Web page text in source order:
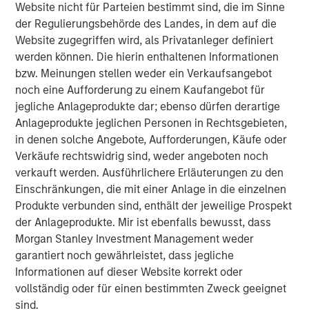
Website nicht für Parteien bestimmt sind, die im Sinne
der Regulierungsbehörde des Landes, in dem auf die
Website zugegriffen wird, als Privatanleger definiert
werden können. Die hierin enthaltenen Informationen
bzw. Meinungen stellen weder ein Verkaufsangebot
noch eine Aufforderung zu einem Kaufangebot für
jegliche Anlageprodukte dar; ebenso dürfen derartige
Anlageprodukte jeglichen Personen in Rechtsgebieten,
in denen solche Angebote, Aufforderungen, Käufe oder
Verkäufe rechtswidrig sind, weder angeboten noch
verkauft werden. Ausführlichere Erläuterungen zu den
Einschränkungen, die mit einer Anlage in die einzelnen
Produkte verbunden sind, enthält der jeweilige Prospekt
der Anlageprodukte. Mir ist ebenfalls bewusst, dass
Morgan Stanley Investment Management weder
garantiert noch gewährleistet, dass jegliche
Informationen auf dieser Website korrekt oder
vollständig oder für einen bestimmten Zweck geeignet
sind.
Overview
With more than 99% of the 36 million businesses2 in the
U.S. being privately held, institutional investors have long
used private equity (PE) as a means to tap into this vast
ecosystem of private companies. The reason is clear:
returns from private equity have consistently ranked
among the highest of any asset class on a 5-, 10-, 15- and
20-year basis.
However, that attractive performance historically has
been difficult to access by investors other than large
institutions. For example, in a traditional PE vehicle,
investors must commit to funding high dollar amounts,
often exceeding $5 million, which are paid in over time as
and when fund managers find companies to acquire.
These are known as draw-down funds and are best
suited for large investors given the significant amounts
and unpredictable timing of the capital required. The
payback of capital is also unpredictable. A PE fund can